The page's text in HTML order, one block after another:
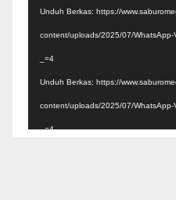
Unduh Berkas: https://
content/uploads/2025/07/
_=4
Unduh Berkas: https://
content/uploads/2025/07/
_=4